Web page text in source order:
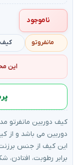
ناموجود
مانفروتو کیف
این
دوربین می باشد و از
این کیف از جنس
برابر رطوبت،